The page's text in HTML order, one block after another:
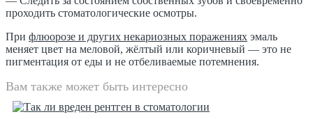
проходить стоматологические осмотры.
При флюорозе и других некариозных поражениях эмаль
меняет цвет на меловой, жёлтый или коричневый — это не
пигментация от еды и не отбеливаемые потемнения.
Вам также может быть интересно